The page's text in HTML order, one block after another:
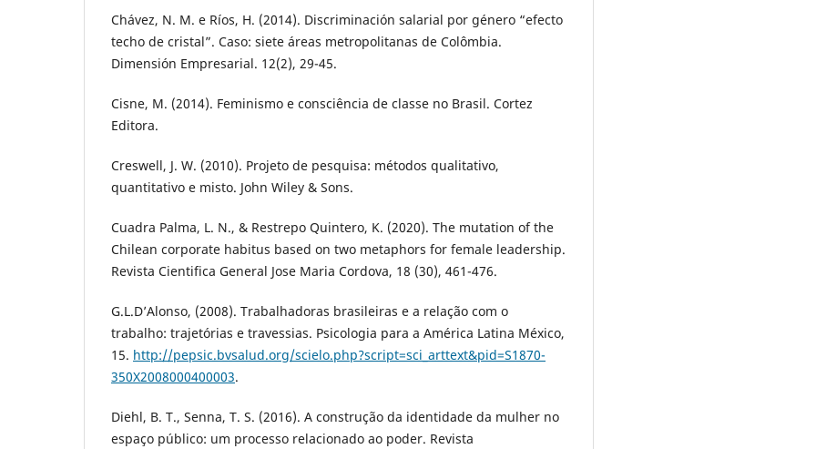
Chávez, N. M. e Ríos, H. (2014). Discriminación salarial por género “efecto
techo de cristal”. Caso: siete áreas metropolitanas de Colômbia.
Dimensión Empresarial. 12(2), 29-45.
Cisne, M. (2014). Feminismo e consciência de classe no Brasil. Cortez
Editora.
Creswell, J. W. (2010). Projeto de pesquisa: métodos qualitativo,
quantitativo e misto. John Wiley & Sons.
Cuadra Palma, L. N., & Restrepo Quintero, K. (2020). The mutation of the
Chilean corporate habitus based on two metaphors for female leadership.
Revista Cientifica General Jose Maria Cordova, 18 (30), 461-476.
G.L.D’Alonso, (2008). Trabalhadoras brasileiras e a relação com o
trabalho: trajetórias e travessias. Psicologia para a América Latina México,
15. http://pepsic.bvsalud.org/scielo.php?script=sci_arttext&pid=S1870-
350X2008000400003.
Diehl, B. T., Senna, T. S. (2016). A construção da identidade da mulher no
espaço público: um processo relacionado ao poder. Revista